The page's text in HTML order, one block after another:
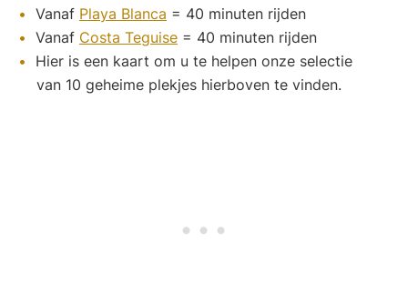
Vanaf Playa Blanca = 40 minuten rijden
Vanaf Costa Teguise = 40 minuten rijden
Hier is een kaart om u te helpen onze selectie
van 10 geheime plekjes hierboven te vinden.